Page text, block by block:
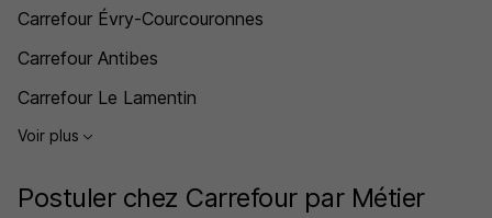
Carrefour Évry-Courcouronnes
Carrefour Antibes
Carrefour Le Lamentin
Voir plus
Postuler chez Carrefour par Métier